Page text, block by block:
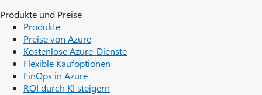
Produkte und Preise
Produkte
Preise von Azure
Kostenlose Azure-Dienste
Flexible Kaufoptionen
FinOps in Azure
ROI durch KI steigern